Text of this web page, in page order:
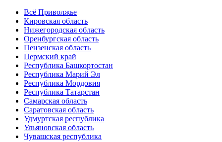
Всё Приволжье
Кировская область
Нижегородская область
Оренбургская область
Пензенская область
Пермский край
Республика Башкортостан
Республика Марий Эл
Республика Мордовия
Республика Татарстан
Самарская область
Саратовская область
Удмуртская республика
Ульяновская область
Чувашская республика